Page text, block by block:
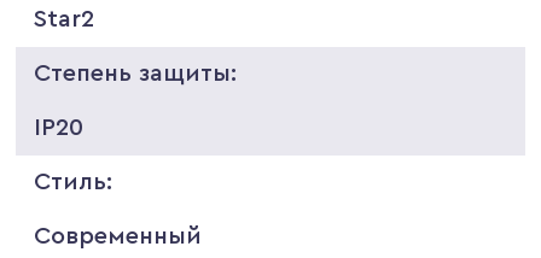
Star2
Степень защиты:
IP20
Стиль:
Современный